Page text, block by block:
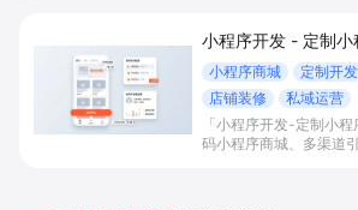
引流拓客、提升到店转
小程序开发 - 定制小
小程序商城 定制开发
店铺装修
私域运营
「小程序开发-定制小
码小程序商城、多渠道